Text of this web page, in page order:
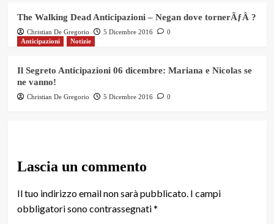
The Walking Dead Anticipazioni – Negan dove tornerÃƒÂ ?
Christian De Gregorio 5 Dicembre 2016
0
Anticipazioni
Notizie
Il Segreto Anticipazioni 06 dicembre: Mariana e Nicolas se
ne vanno!
Christian De Gregorio 5 Dicembre 2016 0
Lascia un commento
Il tuo indirizzo email non sarà pubblicato. I campi
obbligatori sono contrassegnati*